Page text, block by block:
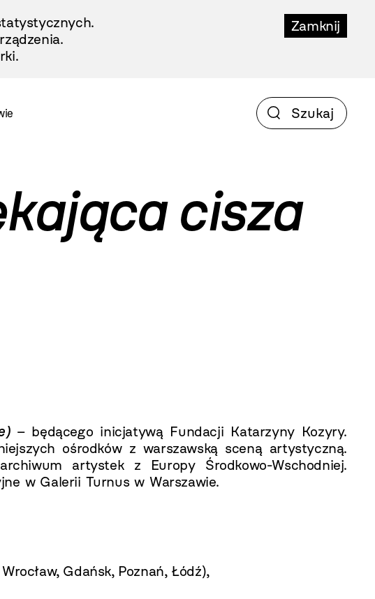
Zamknij
cisza
– będącego inicjatywą Fundacji Katarzyny Kozyry.
ośrodków z warszawską sceną artystyczną.
artystek z Europy Środkowo-Wschodniej.
w Galerii Turnus w Warszawie.
Gdańsk, Poznań, Łódź),